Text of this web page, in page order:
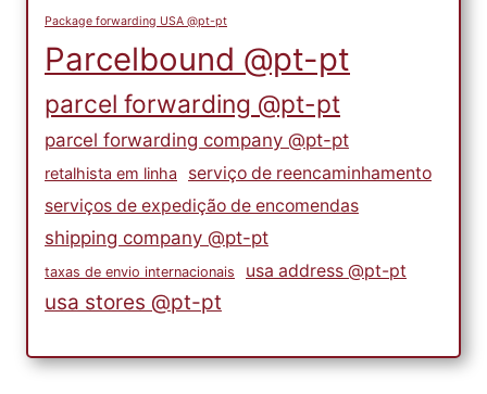
Package forwarding USA @pt-pt
Parcelbound @pt-pt
parcel forwarding @pt-pt
parcel forwarding company @pt-pt
retalhista em linha
serviço de reencaminhamento
serviços de expedição de encomendas
shipping company @pt-pt
taxas de envio internacionais usa address @pt-pt
usa stores @pt-pt